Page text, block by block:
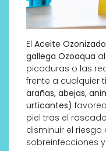
El Aceite
gallega Ozoaqua
picaduras o las
frente a cualquier
arañas, abejas,
urticantes)
piel tras el
disminuir el
sobreinfecciones